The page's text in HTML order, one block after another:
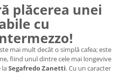
plăcerea unei
cu
mai mult decât o simplă cafea; este
fiind unul dintre cele mai longevive
laSegafredo Zanetti. Cu un caracter